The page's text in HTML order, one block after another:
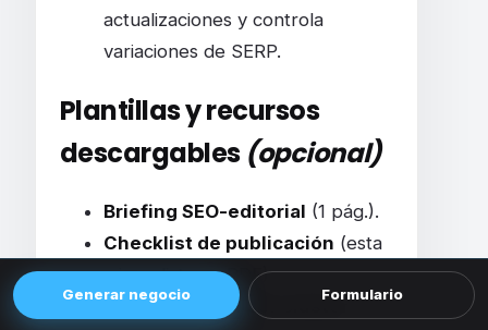
actualizaciones y controla
variaciones de SERP.
Plantillas y recursos
descargables (opcional)
Briefing SEO-editorial (1 pág.).
Checklist de publicación (esta
misma lista en PDF).
Plantilla de KPI por clúster
Generar negocio Formulario